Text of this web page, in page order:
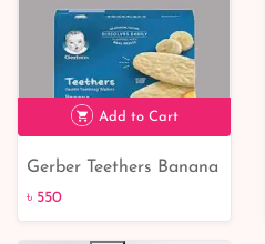
Add to Cart
Gerber Teethers Banana
Peach Wafers 48gm
৳ 550